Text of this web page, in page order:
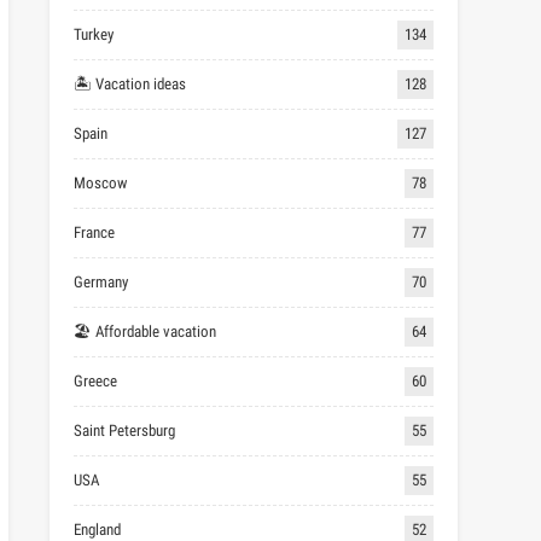
Turkey 134
🏝 Vacation ideas 128
Spain 127
Moscow 78
France 77
Germany 70
🏖 Affordable vacation 64
Greece 60
Saint Petersburg 55
USA 55
England 52